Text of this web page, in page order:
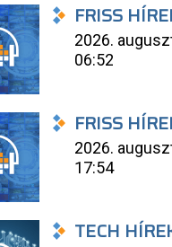
FRISS
2026.
06:52
FRISS
2026.
17:54
TECH